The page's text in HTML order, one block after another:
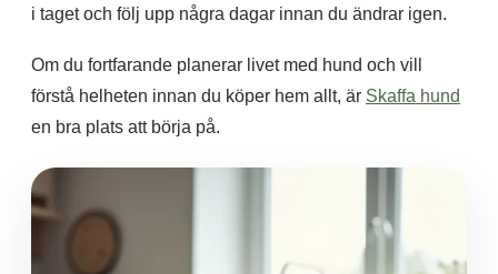
i taget och följ upp några dagar innan du ändrar igen.
Om du fortfarande planerar livet med hund och vill
förstå helheten innan du köper hem allt, är Skaffa hund
en bra plats att börja på.